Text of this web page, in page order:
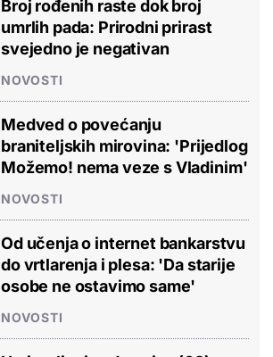
Broj rođenih raste dok broj
umrlih pada: Prirodni prirast
svejedno je negativan
NOVOSTI
Medved o povećanju
braniteljskih mirovina: 'Prijedlog
Možemo! nema veze s Vladinim'
NOVOSTI
Od učenja o internet bankarstvu
do vrtlarenja i plesa: 'Da starije
osobe ne ostavimo same'
NOVOSTI